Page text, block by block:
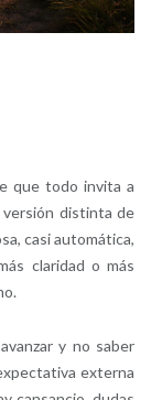
que todo invita a
versión distinta de
casi automática,
claridad o más
y no saber
externa